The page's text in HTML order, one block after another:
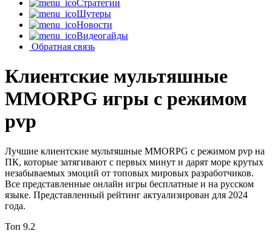
Стратегии
Шутеры
Новости
Видеогайды
Обратная связь
Клиентские мультяшные
MMORPG игры с режимом
pvp
Лучшие клиентские мультяшные MMORPG с режимом pvp на
ПК, которые затягивают с первых минут и дарят море крутых
незабываемых эмоций от топовых мировых разработчиков.
Все представленные онлайн игры бесплатные и на русском
языке. Представленный рейтинг актуализирован для 2024
года.
Топ 9.2